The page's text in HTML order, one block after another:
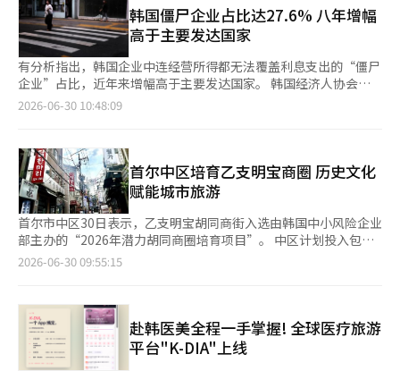
月，现代百货在釜山广安里举行的快闪活动吸引约2000人次到
访，其中外籍游客占比超过30%。 随着店外快闪活动持续受到关
注，现代百货计划于今年10月在晋州
韩国僵尸企业占比达27.6% 八年增幅
高于主要发达国家
有分析指出，韩国企业中连经营所得都无法覆盖利息支出的“僵尸
企业”占比，近年来增幅高于主要发达国家。 韩国经济人协会
（以下简称“韩经协”）29日发布的数据显示，2025年韩国上市
利息支出，即利息保障倍数连续3年低于1的企业。 同期，美国僵
尸企业占比升至30.7%，较2017年增加9.5个百分点；法国、英
国、德国和日本的增幅分别为5.5个、2.8个、2.3个和1.9个百分
点，均低于韩国。
2026-06-30 10:48:09
首尔中区培育乙支明宝商圈 历史文化
赋能城市旅游
首尔市中区30日表示，乙支明宝胡同商街入选由韩国中小风险企业
部主办的“2026年潜力胡同商圈培育项目”。 中区计划投入包括
该项目获得的2.3亿韩元（约合人民币101万元）国费在内的共4.6
路的市中心旅游带核心区域，拥有忠武公李舜臣故居旧址、忠武路
电影街、首尔电影中心等丰富的历史文化资源。老字号店铺、特色
胡同与乙支路特有的复古氛围相互交融，既深受当地居民和上班族
喜爱，也吸引众多国内外
2026-06-30 09:55:15
赴韩医美全程一手掌握! 全球医疗旅游
平台"K-DIA"上线